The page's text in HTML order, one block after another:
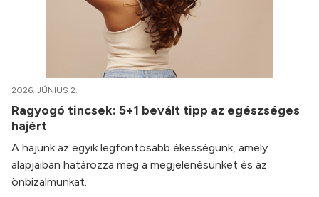
2026. JÚNIUS 2.
Ragyogó tincsek: 5+1 bevált tipp az egészséges
hajért
A hajunk az egyik legfontosabb ékességünk, amely
alapjaiban határozza meg a megjelenésünket és az
önbizalmunkat.